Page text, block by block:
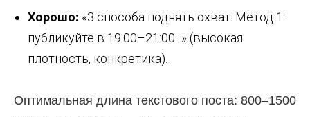
Хорошо: «3 способа поднять охват. Метод 1:
публикуйте в 19:00–21:00...» (высокая
плотность, конкретика).
Оптимальная длина текстового поста: 800–1500